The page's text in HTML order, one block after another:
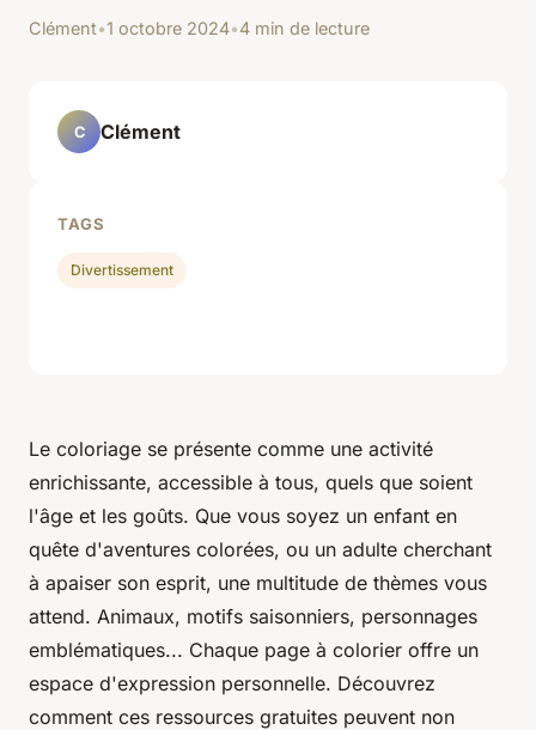
Clément•1 octobre 2024•4 min de lecture
Le coloriage se présente comme une activité
enrichissante, accessible à tous, quels que soient
l'âge et les goûts. Que vous soyez un enfant en
quête d'aventures colorées, ou un adulte cherchant
à apaiser son esprit, une multitude de thèmes vous
attend. Animaux, motifs saisonniers, personnages
emblématiques... Chaque page à colorier offre un
espace d'expression personnelle. Découvrez
comment ces ressources gratuites peuvent non
C Clément
TAGS
Divertissement